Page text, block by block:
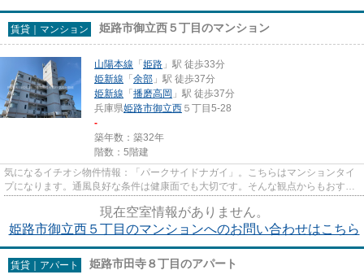
賃貸｜マンション 姫路市御立西５丁目のマンション
山陽本線 「姫路 」駅 徒歩33分
姫新線 「余部 」駅 徒歩37分
姫新線 「播磨高岡 」駅 徒歩37分
兵庫県姫路市御立西 ５丁目5-28
-
築年数：築32年
階数：5階建
気になるイチオシ物件情報：「パークサイドナガイ」。こちらはマンションタイ
プになります。通風良好な条件は健康面でも大切です。そんな観点からもおすす
めの物件をご提供します。移...
現在空室情報がありません。
姫路市御立西５丁目のマンションへのお問い合わせはこちら
賃貸｜アパート 姫路市田寺８丁目のアパート